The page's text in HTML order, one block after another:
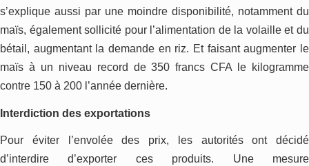
s’explique aussi par une moindre disponibilité, notamment du
maïs, également sollicité pour l’alimentation de la volaille et du
bétail, augmentant la demande en riz. Et faisant augmenter le
maïs à un niveau record de 350 francs CFA le kilogramme
contre 150 à 200 l’année dernière.
Interdiction des exportations
Pour éviter l’envolée des prix, les autorités ont décidé
d’interdire d’exporter ces produits. Une mesure